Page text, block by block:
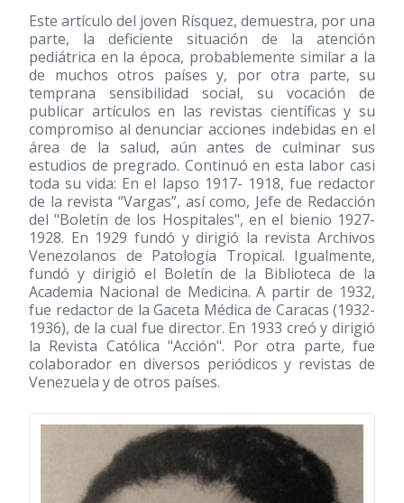
Este artículo del joven Rísquez, demuestra, por una
parte, la deficiente situación de la atención
pediátrica en la época, probablemente similar a la
de muchos otros países y, por otra parte, su
temprana sensibilidad social, su vocación de
publicar artículos en las revistas científicas y su
compromiso al denunciar acciones indebidas en el
área de la salud, aún antes de culminar sus
estudios de pregrado. Continuó en esta labor casi
toda su vida: En el lapso 1917- 1918, fue redactor
de la revista “Vargas”, así como, Jefe de Redacción
del "Boletín de los Hospitales", en el bienio 1927-
1928. En 1929 fundó y dirigió la revista Archivos
Venezolanos de Patología Tropical. Igualmente,
fundó y dirigió el Boletín de la Biblioteca de la
Academia Nacional de Medicina. A partir de 1932,
fue redactor de la Gaceta Médica de Caracas (1932-
1936), de la cual fue director. En 1933 creó y dirigió
la Revista Católica "Acción". Por otra parte, fue
colaborador en diversos periódicos y revistas de
Venezuela y de otros países.